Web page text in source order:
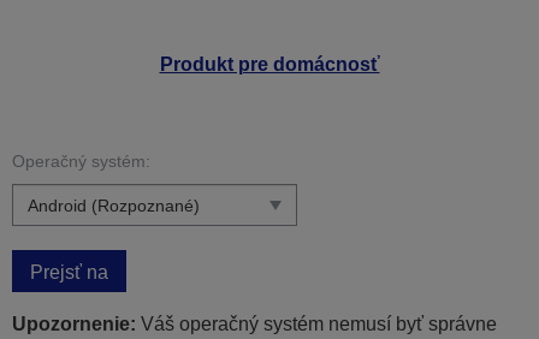
Produkt pre domácnosť
Operačný systém:
Prejsť na
Upozornenie: Váš operačný systém nemusí byť správne